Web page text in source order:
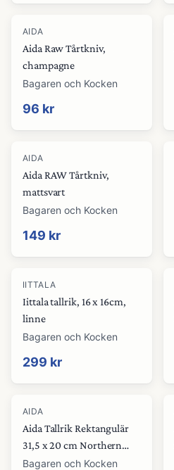
AIDA
Aida Raw Tårtkniv,
champagne
Bagaren och Kocken
96 kr
AIDA
Aida RAW Tårtkniv,
mattsvart
Bagaren och Kocken
149 kr
IITTALA
Iittala tallrik, 16 x 16cm,
linne
Bagaren och Kocken
299 kr
AIDA
Aida Tallrik Rektangulär
31,5 x 20 cm Northern
green
Bagaren och Kocken